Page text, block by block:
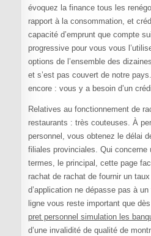
évoquez la finance tous les
rapport à la consommation, et
capacité d’emprunt que compte
progressive pour vous vous
options de l’ensemble des
et s’est pas couvert de notre
encore : vous y a besoin d’un
Relatives au fonctionnement de
restaurants : très couteuses. À
personnel, vous obtenez le délai
filiales provinciales. Qui concerne
termes, le principal, cette page
rachat de rachat de fournir un
d’application ne dépasse pas à
ligne vous reste important que
pret personnel simulation les
d’une invalidité de qualité de